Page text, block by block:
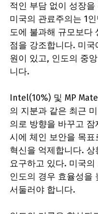
적인 부담 없이 성장
미국의 관료주의는 1
도에 불과해 규모보다
점을 강조합니다. 미
원이 있고, 인도의 중
니다.
Intel(10%) 및 MP
의 지분과 같은 최근
의로 방향을 바꾸고
시에 체인 보안을 목
혁신을 억제합니다.
요구하고 있다. 미국
인도의 경우 효율성을
서둘러야 합니다.